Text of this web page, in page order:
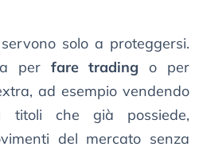
solo a proteggersi.
per fare trading o per
ad esempio vendendo
titoli che già possiede,
del mercato senza